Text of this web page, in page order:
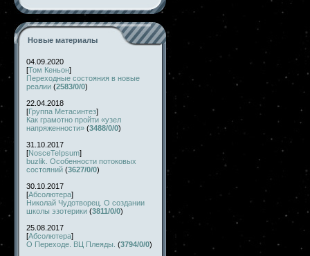
Новые материалы
04.09.2020
[Том Кеньон]
Переходные состояния в новые
реалии (2583/0/0)
22.04.2018
[Группа Метасинтез]
Как грамотно пройти «узел
напряженности» (3488/0/0)
31.10.2017
[NosceTeIpsum]
buzlik. Особенности потоковых
состояний (3627/0/0)
30.10.2017
[Абсолютера]
Николай Чудотворец. О создании
школы эзотерики (3811/0/0)
25.08.2017
[Абсолютера]
О Переходе. ВЦ Плеяды. (3794/0/0)